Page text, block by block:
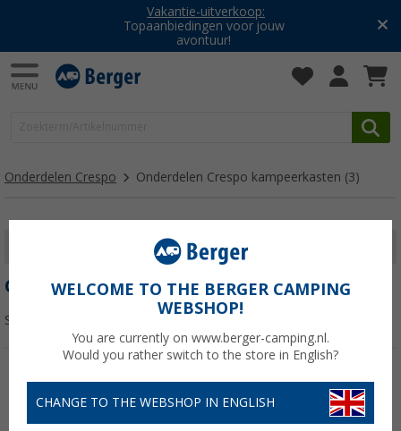
Vakantie-uitverkoop:
Topaanbiedingen voor jouw
avontuur!
Onderdelen Crespo Onderdelen Crespo kampeerkasten (3)
FILTER WEERGEVEN
ONDERDELEN CRESPO KAMPEERKASTEN
Sorteren:
-6%
WELCOME TO THE BERGER CAMPING
WEBSHOP!
You are currently on www.berger-camping.nl.
Would you rather switch to the store in English?
CHANGE TO THE WEBSHOP IN ENGLISH